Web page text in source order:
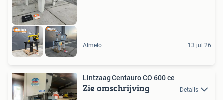
Almelo 13 jul 26
Lintzaag Centauro CO 600 ce
Zie omschrijving Details